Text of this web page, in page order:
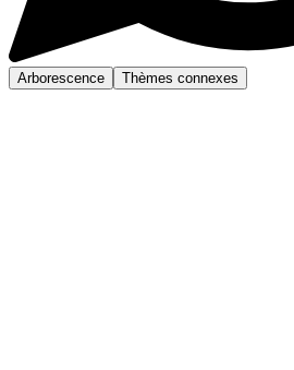
Arborescence Thèmes connexes